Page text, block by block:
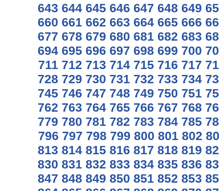
643 644 645 646 647 648 649
660 661 662 663 664 665 666
677 678 679 680 681 682 683
694 695 696 697 698 699 700
711 712 713 714 715 716 717
728 729 730 731 732 733 734
745 746 747 748 749 750 751
762 763 764 765 766 767 768
779 780 781 782 783 784 785
796 797 798 799 800 801 802
813 814 815 816 817 818 819
830 831 832 833 834 835 836
847 848 849 850 851 852 853